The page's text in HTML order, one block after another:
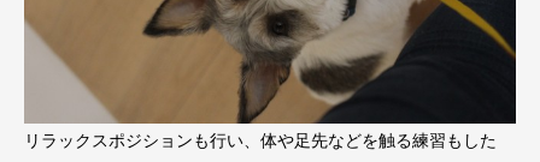
リラックスポジションも行い、体や足先などを触る練習もした